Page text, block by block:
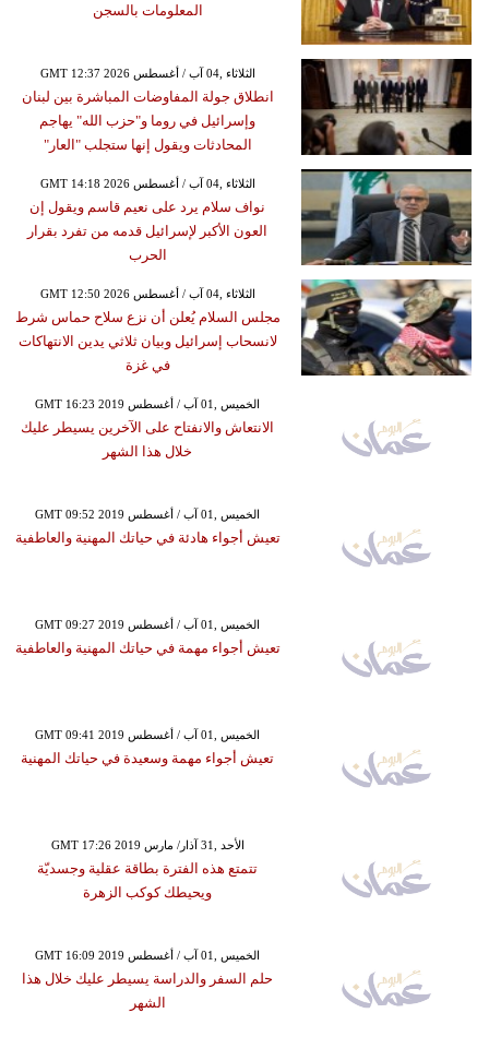
المعلومات بالسجن
GMT 12:37 2026 الثلاثاء ,04 آب / أغسطس
انطلاق جولة المفاوضات المباشرة بين لبنان
وإسرائيل في روما و"حزب الله" يهاجم
المحادثات ويقول إنها ستجلب "العار"
GMT 14:18 2026 الثلاثاء ,04 آب / أغسطس
نواف سلام يرد على نعيم قاسم ويقول إن
العون الأكبر لإسرائيل قدمه من تفرد بقرار
الحرب
GMT 12:50 2026 الثلاثاء ,04 آب / أغسطس
مجلس السلام يُعلن أن نزع سلاح حماس شرط
لانسحاب إسرائيل وبيان ثلاثي يدين الانتهاكات
في غزة
GMT 16:23 2019 الخميس ,01 آب / أغسطس
الانتعاش والانفتاح على الآخرين يسيطر عليك
خلال هذا الشهر
GMT 09:52 2019 الخميس ,01 آب / أغسطس
تعيش أجواء هادئة في حياتك المهنية والعاطفية
GMT 09:27 2019 الخميس ,01 آب / أغسطس
تعيش أجواء مهمة في حياتك المهنية والعاطفية
GMT 09:41 2019 الخميس ,01 آب / أغسطس
تعيش أجواء مهمة وسعيدة في حياتك المهنية
GMT 17:26 2019 الأحد ,31 آذار/ مارس
تتمتع هذه الفترة بطاقة عقلية وجسديّة
ويحيطك كوكب الزهرة
GMT 16:09 2019 الخميس ,01 آب / أغسطس
حلم السفر والدراسة يسيطر عليك خلال هذا
الشهر